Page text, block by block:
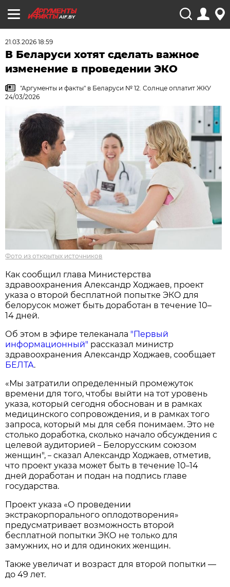
AIF.BY
21.03.2026 18:59
В Беларуси хотят сделать важное
изменение в проведении ЭКО
"Аргументы и факты" в Беларуси № 12. Солнце оплатит ЖКУ
24/03/2026
Фото из открытых источников
Как сообщил глава Министерства
здравоохранения Александр Ходжаев, проект
указа о второй бесплатной попытке ЭКО для
белорусок может быть доработан в течение 10–
14 дней.
Об этом в эфире телеканала "Первый
информационный" рассказал министр
здравоохранения Александр Ходжаев, сообщает
БЕЛТА.
«Мы затратили определенный промежуток
времени для того, чтобы выйти на тот уровень
указа, который сегодня обоснован и в рамках
медицинского сопровождения, и в рамках того
запроса, который мы для себя понимаем. Это не
столько доработка, сколько начало обсуждения с
целевой аудиторией– Белорусским союзом
женщин",– сказал Александр Ходжаев, отметив,
что проект указа может быть в течение 10–14
дней доработан и подан на подпись главе
государства.
Проект указа «О проведении
экстракорпорального оплодотворения»
предусматривает возможность второй
бесплатной попытки ЭКО не только для
замужних, но и для одиноких женщин.
Также увеличат и возраст для второй попытки —
до 49 лет.